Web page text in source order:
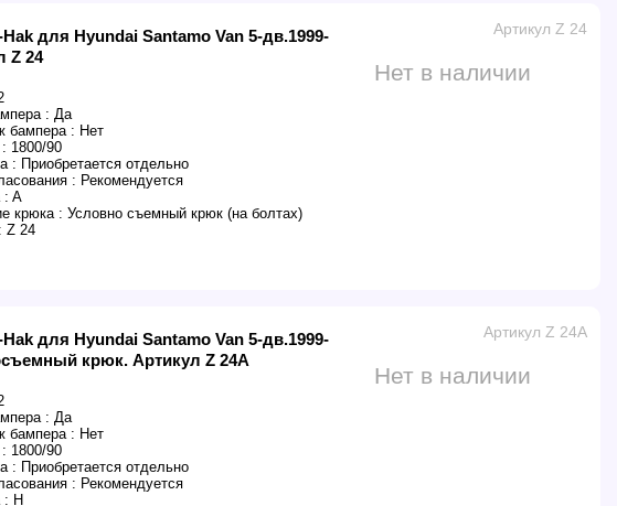
для Hyundai Santamo Van 5-дв.1999-
Z 24
: Да
бампера : Нет
1800/90
: Приобретается отдельно
: Рекомендуется
: A
крюка : Условно съемный крюк (на болтах)
Z 24
Артикул Z 24
Нет в наличии
для Hyundai Santamo Van 5-дв.1999-
крюк. Артикул Z 24A
: Да
бампера : Нет
1800/90
: Приобретается отдельно
: Рекомендуется
: H
Артикул Z 24A
Нет в наличии